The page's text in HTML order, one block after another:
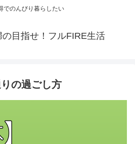
でのんびり暮らしたい
目指せ！フルFIRE生活
りの過ごし方